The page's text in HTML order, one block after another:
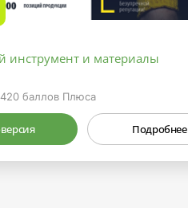
инструмент и материалы
420баллов Плюса
Подробнее